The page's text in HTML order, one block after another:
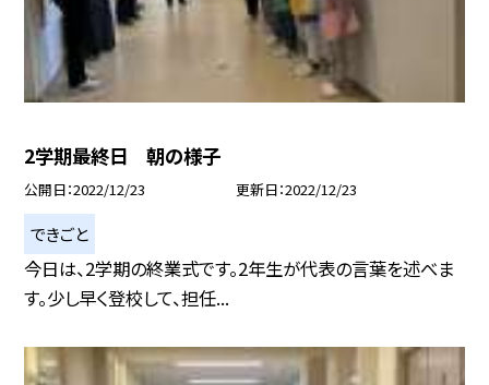
2学期最終日 朝の様子
公開日 2022/12/23 更新日 2022/12/23
できごと
今日は、2学期の終業式です。2年生が代表の言葉を述べま
す。少し早く登校して、担任...